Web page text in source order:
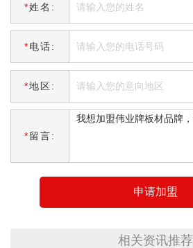
*姓名:
*电话:
*地区:
*留言:
申请加盟
相关资讯推荐